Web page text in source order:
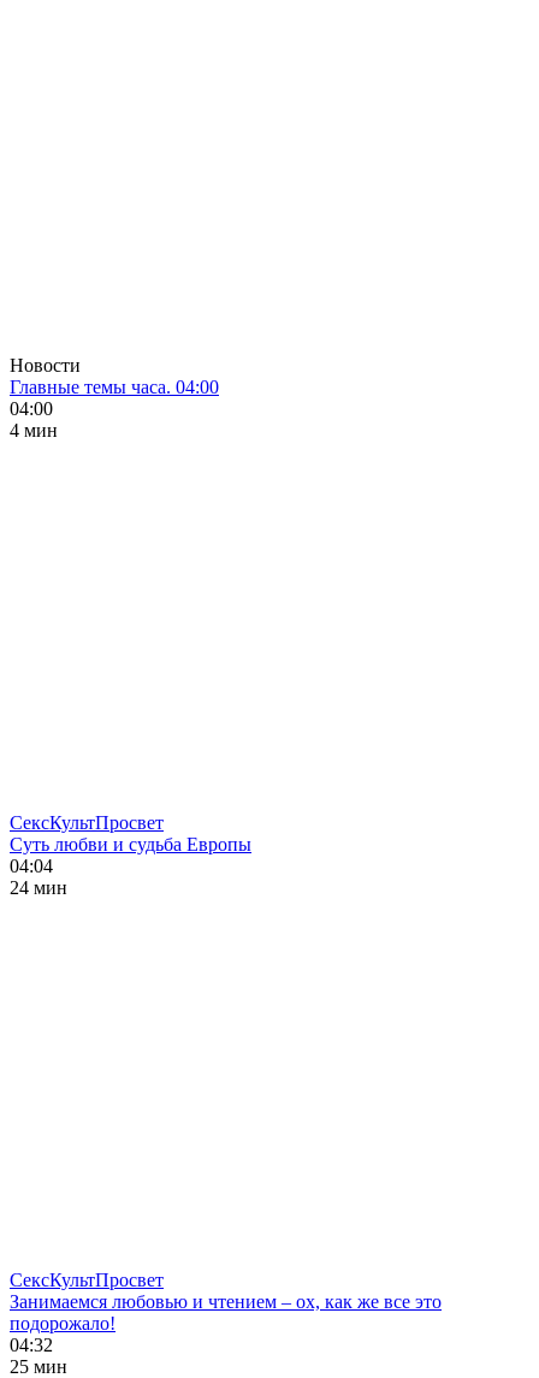
Новости
Главные темы часа. 04:00
04:00
4 мин
СексКультПросвет
Суть любви и судьба Европы
04:04
24 мин
СексКультПросвет
Занимаемся любовью и чтением – ох, как же все это
подорожало!
04:32
25 мин